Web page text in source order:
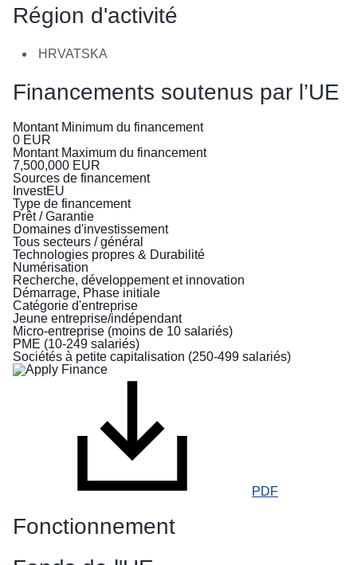
бізнесу
L’aide
l’UE
destinées
personnes
guerre
Ukraine
entreprises
Région d'activité
HRVATSKA
Financements soutenus par l’UE
Montant Minimum du financement
0 EUR
Montant Maximum du financement
7,500,000 EUR
Sources de financement
InvestEU
Type de financement
Prêt / Garantie
Domaines d'investissement
Tous secteurs / général
Technologies propres & Durabilité
Numérisation
Recherche, développement et innovation
Démarrage, Phase initiale
Catégorie d'entreprise
Jeune entreprise/indépendant
Micro-entreprise (moins de 10 salariés)
PME (10-249 salariés)
Sociétés à petite capitalisation (250-499 salariés)
PDF
Fonctionnement